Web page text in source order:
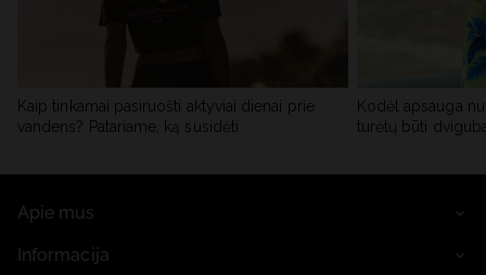
Kaip tinkamai pasiruošti aktyviai dienai prie
vandens? Patariame, ką susidėti
Kodėl apsauga
turėtų būti
Apie mus
Informacija